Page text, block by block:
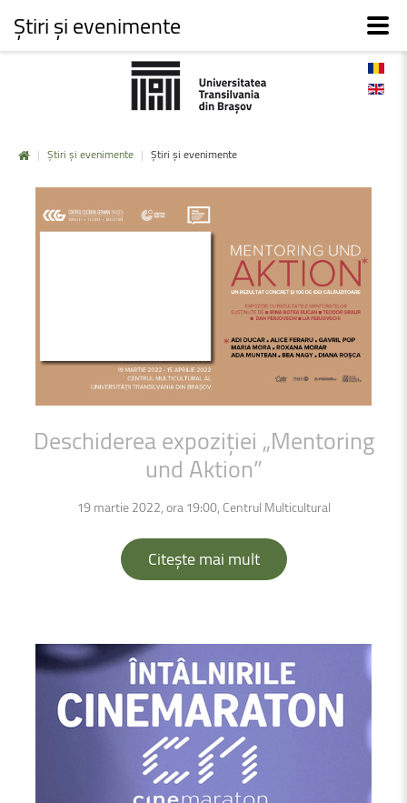
| Știri și evenimente | Știri și evenimente
Deschidereaexpoziției „Mentoring
und Aktion”
19 martie 2022, ora 19:00, Centrul Multicultural
Citește mai mult
Știri și evenimente